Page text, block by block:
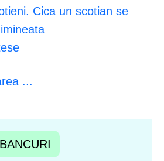
Cica un scotian se
...